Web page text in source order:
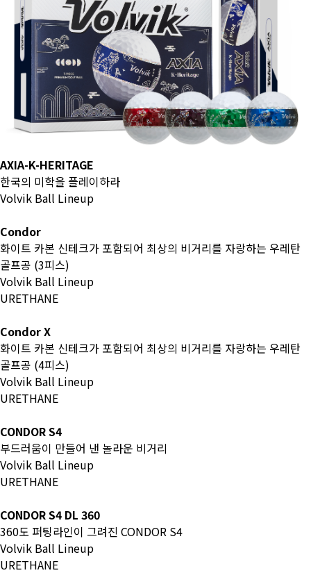
AXIA-K-HERITAGE
한국의 미학을 플레이하라
Volvik Ball Lineup
Condor
화이트 카본 신테크가 포함되어 최상의 비거리를 자랑하는 우레탄
골프공 (3피스)
Volvik Ball Lineup
URETHANE
Condor X
화이트 카본 신테크가 포함되어 최상의 비거리를 자랑하는 우레탄
골프공 (4피스)
Volvik Ball Lineup
URETHANE
CONDOR S4
부드러움이 만들어 낸 놀라운 비거리
Volvik Ball Lineup
URETHANE
CONDOR S4 DL 360
360도 퍼팅라인이 그려진 CONDOR S4
Volvik Ball Lineup
URETHANE